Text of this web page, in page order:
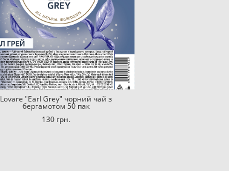
Lovare "Earl Grey" чорний чай з
бергамотом 50 пак
130 грн.